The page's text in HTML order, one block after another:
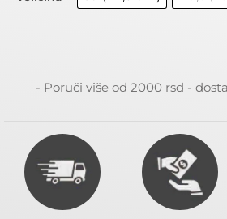
- Poruči više od 2000 rsd -